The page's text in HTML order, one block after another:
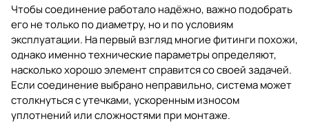
Чтобы соединение работало надёжно, важно подобрать
его не только по диаметру, но и по условиям
эксплуатации. На первый взгляд многие фитинги похожи,
однако именно технические параметры определяют,
насколько хорошо элемент справится со своей задачей.
Если соединение выбрано неправильно, система может
столкнуться с утечками, ускоренным износом
уплотнений или сложностями при монтаже.